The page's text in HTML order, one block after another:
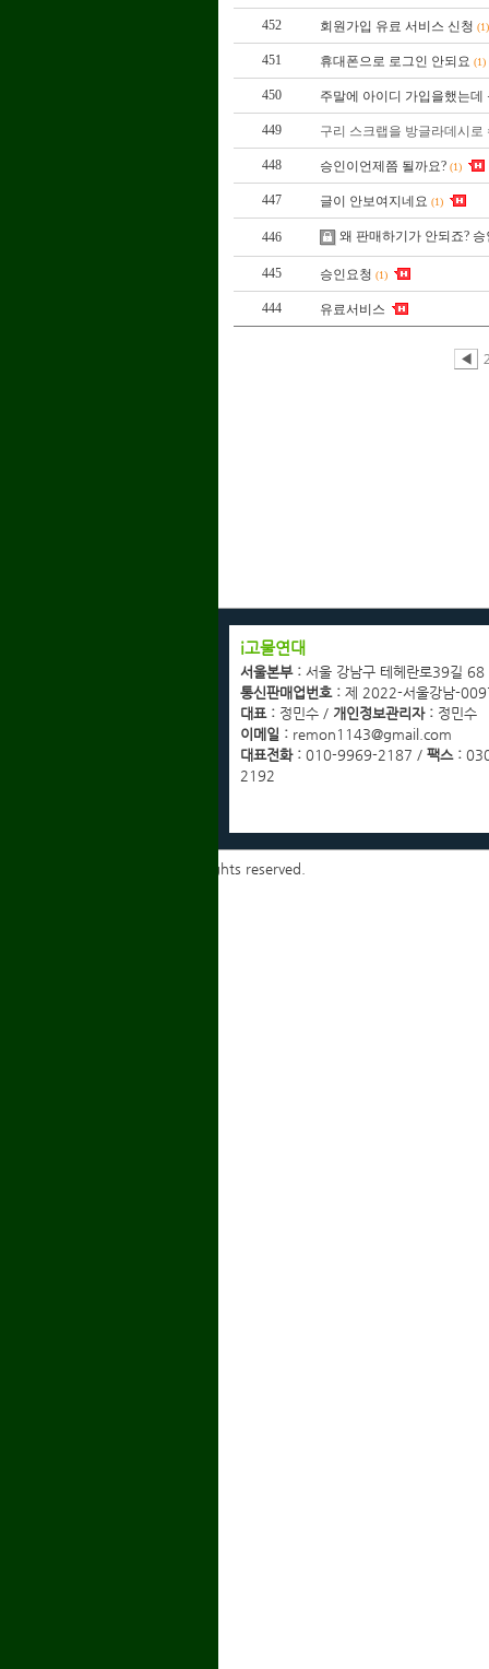
452 회원가입 유료 서비스 신청 (1)
451 휴대폰으로 로그인 안되요 (1)
450 주말에 아이디 가입을했는데
449 구리 스크랩을 방글라데시로
448 승인이언제쯤 될까요? (1)
447 글이 안보여지네요 (1)
446 왜 판매하기가 안되죠?
445 승인요청 (1)
444 유료서비스
◀
i고물연대
서울본부 : 서울 강남구 테헤란로39길 68
통신판매업번호 : 제 2022-서울강남-
대표 : 정민수 / 개인정보관리자 : 정민수
이메일 : remon1143@gmail.com
대표전화 : 010-9969-2187 / 팩스 :
2192
Copyrights ⓒ 2014 igmyd. All rights reserved.